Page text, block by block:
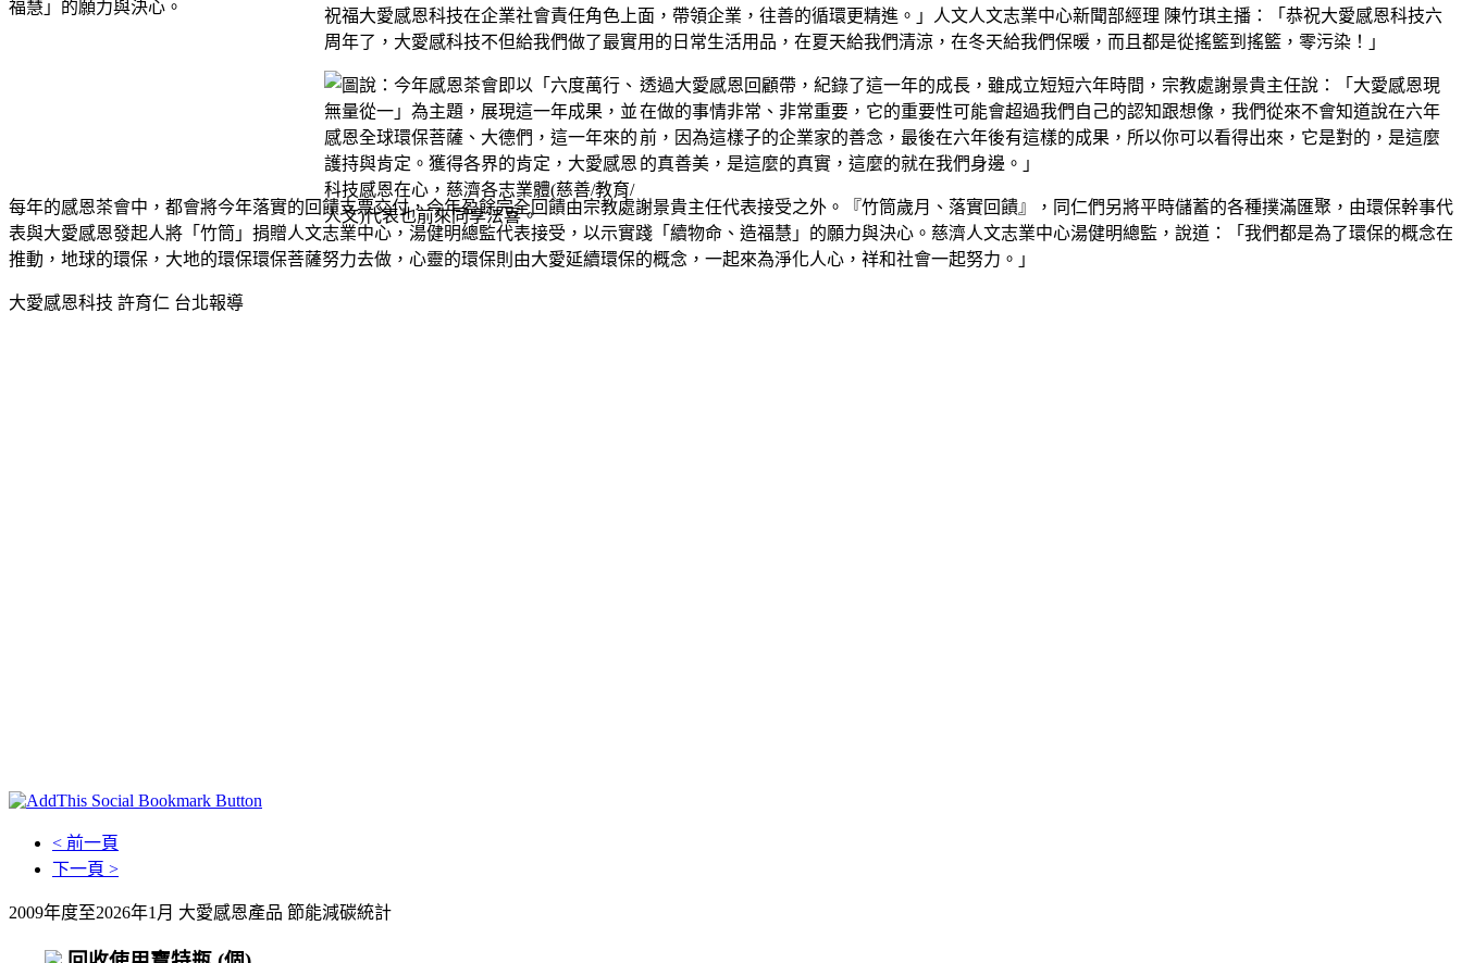
祝福大愛感恩科技在企業社會責任角色上面，帶領企業，往善的循環更精進。」人文人文志業中心新聞部經理 陳竹琪主播：「恭祝大愛感恩科技六
周年了，大愛感科技不但給我們做了最實用的日常生活用品，在夏天給我們清涼，在冬天給我們保暖，而且都是從搖籃到搖籃，零污染！」
透過大愛感恩回顧帶，紀錄了這一年的成長，雖成立短短六年時間，宗教處謝景貴主任說：「大愛感恩現
在做的事情非常、非常重要，它的重要性可能會超過我們自己的認知跟想像，我們從來不會知道說在六年
前，因為這樣子的企業家的善念，最後在六年後有這樣的成果，所以你可以看得出來，它是對的，是這麼
的真善美，是這麼的真實，這麼的就在我們身邊。」
每年的感恩茶會中，都會將今年落實的回饋支票交付，今年盈餘完全回饋由宗教處謝景貴主任代表接受之外。『竹筒歲月、落實回饋』，同仁們另將平時儲蓄的各種撲滿匯聚，由環保幹事代
表與大愛感恩發起人將「竹筒」捐贈人文志業中心，湯健明總監代表接受，以示實踐「續物命、造福慧」的願力與決心。慈濟人文志業中心湯健明總監，說道：「我們都是為了環保的概念在
推動，地球的環保，大地的環保環保菩薩努力去做，心靈的環保則由大愛延續環保的概念，一起來為淨化人心，祥和社會一起努力。」
大愛感恩科技 許育仁 台北報導
< 前一頁
下一頁 >
2009年度至2026年1月 大愛感恩產品 節能減碳統計